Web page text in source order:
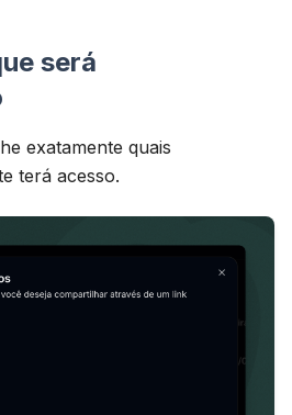
será
exatamente quais
terá acesso.